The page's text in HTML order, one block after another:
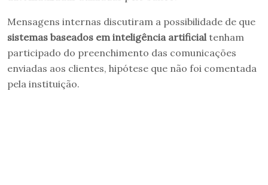
Mensagens internas discutiram a possibilidade de que
sistemas baseados em inteligência artificial tenham
participado do preenchimento das comunicações
enviadas aos clientes, hipótese que não foi comentada
pela instituição.